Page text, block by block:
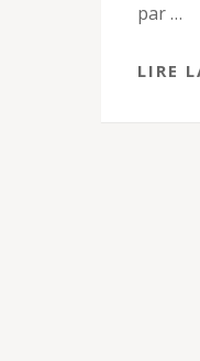
par …
LIRE